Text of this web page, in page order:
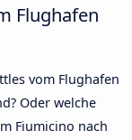
Flughafen
vom Flughafen
Oder welche
Fiumicino nach